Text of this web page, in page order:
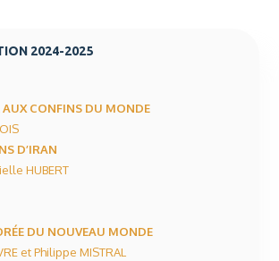
2024-2025
CONFINS DU MONDE
D’IRAN
HUBERT
DU NOUVEAU MONDE
et Philippe MISTRAL